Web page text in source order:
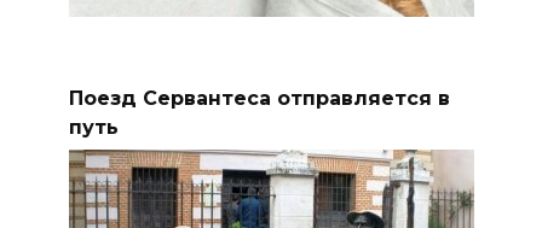
Поезд Сервантеса отправляется в
путь